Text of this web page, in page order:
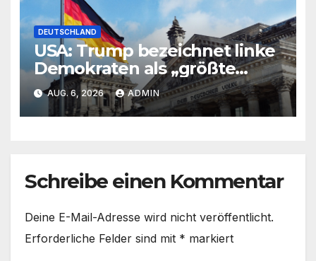
DEUTSCHLAND
USA: Trump bezeichnet linke
Demokraten als „größte
Bedrohung“
AUG. 6, 2026 ADMIN
Schreibe einen Kommentar
Deine E-Mail-Adresse wird nicht veröffentlicht.
Erforderliche Felder sind mit * markiert